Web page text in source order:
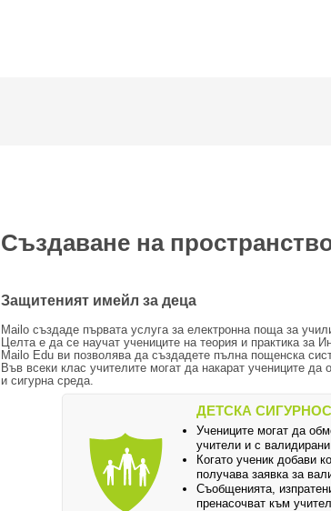
Създаване на
Защитеният имейл за деца
Mailo създаде първата услуга за електронна поща за
Целта е да се научат учениците на теория и практика за
Mailo Edu ви позволява да създадете пълна пощенска
Във всеки клас учителите могат да накарат учениците
и сигурна среда.
ДЕТСКА
Учениците могат да
учители и с
Когато ученик добави
получава заявка за
Съобщенията,
пренасочват към